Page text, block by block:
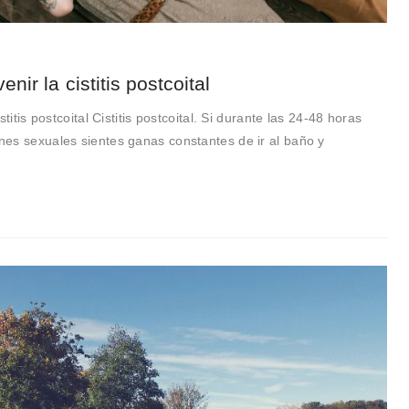
la cistitis postcoital
postcoital Cistitis postcoital. Si durante las 24-48 horas
sexuales sientes ganas constantes de ir al baño y